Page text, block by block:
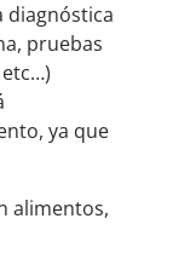
diagnóstica
pruebas
ya que
alimentos,